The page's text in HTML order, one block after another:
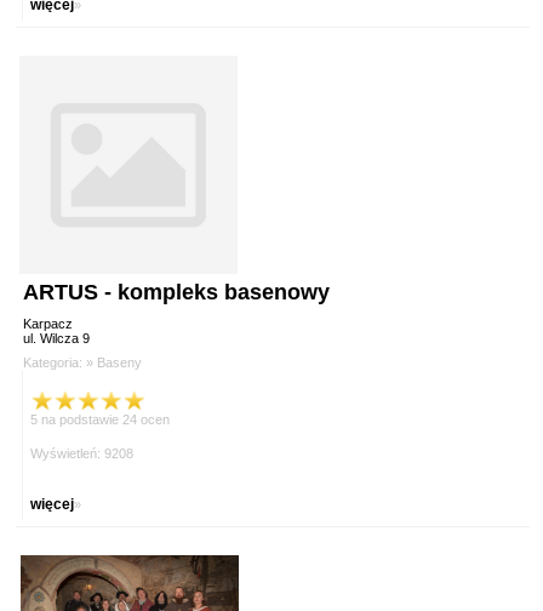
więcej»
ARTUS - kompleks basenowy
Karpacz
ul. Wilcza 9
Kategoria: » Baseny
5 na podstawie 24 ocen
Wyświetleń: 9208
więcej»